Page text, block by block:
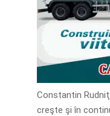
Constantin
creşte şi în